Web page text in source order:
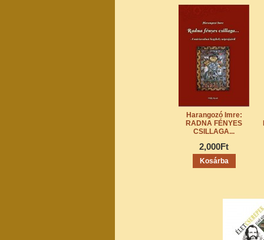
Harangozó Imre:
RADNA FÉNYES
CSILLAGA...
2,000Ft